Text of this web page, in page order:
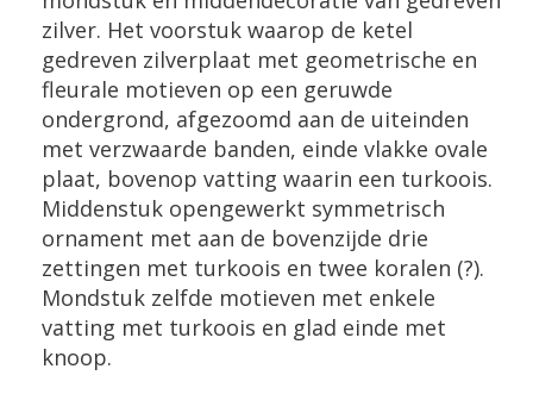
zilver. Het voorstuk waarop de ketel
gedreven zilverplaat met geometrische en
fleurale motieven op een geruwde
ondergrond, afgezoomd aan de uiteinden
met verzwaarde banden, einde vlakke ovale
plaat, bovenop vatting waarin een turkoois.
Middenstuk opengewerkt symmetrisch
ornament met aan de bovenzijde drie
zettingen met turkoois en twee koralen (?).
Mondstuk zelfde motieven met enkele
vatting met turkoois en glad einde met
knoop.